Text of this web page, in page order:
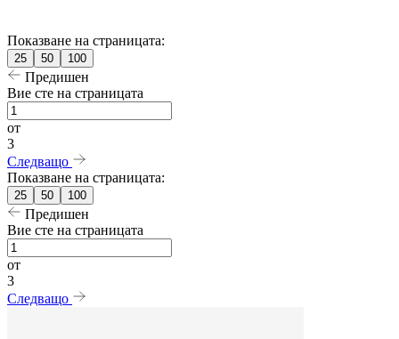
Показване на страницата:
25 50 100
Предишен
Вие сте на страницата
от
3
Следващо
Показване на страницата:
25 50 100
Предишен
Вие сте на страницата
от
3
Следващо